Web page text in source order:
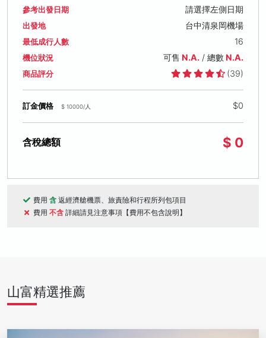
參考出發日期 請選擇左側日期
出發地 台中清泉岡機場
最低成行人數 16
機位狀況 可售 N.A./ 總數N.A.
商品評分 (39)
訂金價格 $ 10000/人 $0
含稅總額 $ 0
費用 含 返經濟艙機票、旅責險和行程所列包項目
費用 不含 詳細請見注意事項【費用不包含說明】
山富精選推薦